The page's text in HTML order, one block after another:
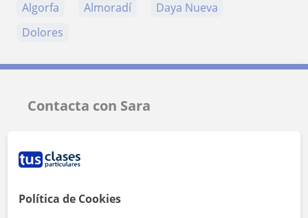
Algorfa Almoradí
Daya Nueva
Dolores
Contacta con Sara
Política de Cookies